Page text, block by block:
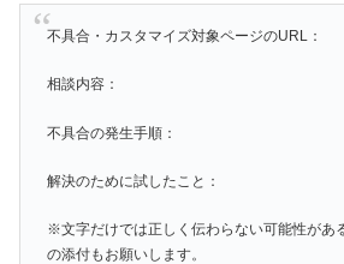
不具合・カスタマイズ対象ページのURL：
相談内容：
不具合の発生手順：
解決のために試したこと：
※文字だけでは正しく伝わらない可能性があ
の添付もお願いします。